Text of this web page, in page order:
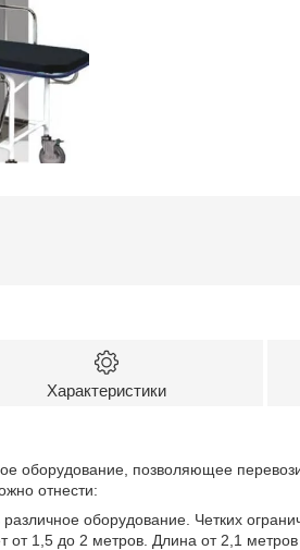
Характеристики
оборудование, позволяющее
отнести:
оборудование. Четких
от 1,5 до 2 метров. Длина от 2,1